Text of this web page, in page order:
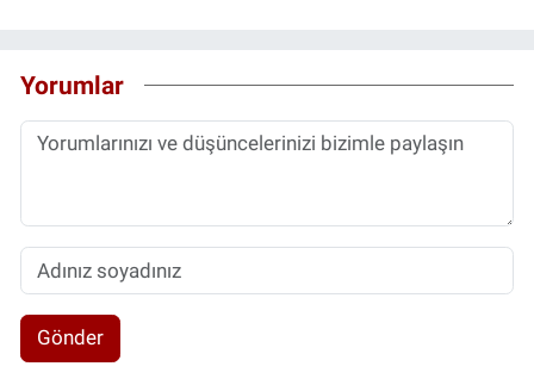
Yorumlar
Gönder